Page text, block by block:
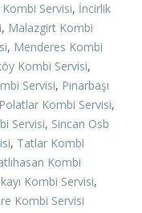
Servisi, İncirlik
, Malazgirt Kombi
, Menderes Kombi
Kombi Servisi,
Servisi, Pınarbaşı
Polatlar Kombi Servisi,
Servisi, Sincan Osb
, Tatlar Kombi
Kombi
Kombi Servisi,
Kombi Servisi